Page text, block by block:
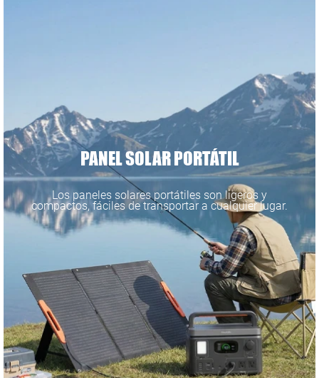
PANEL SOLAR PORTÁTIL
Los paneles solares portátiles son ligeros y
compactos, fáciles de transportar a cualquier lugar.